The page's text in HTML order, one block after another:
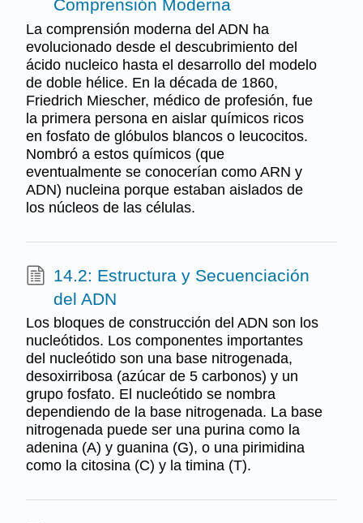
Comprensión Moderna
La comprensión moderna del ADN ha
evolucionado desde el descubrimiento del
ácido nucleico hasta el desarrollo del modelo
de doble hélice. En la década de 1860,
Friedrich Miescher, médico de profesión, fue
la primera persona en aislar químicos ricos
en fosfato de glóbulos blancos o leucocitos.
Nombró a estos químicos (que
eventualmente se conocerían como ARN y
ADN) nucleina porque estaban aislados de
los núcleos de las células.
14.2: Estructura y Secuenciación
del ADN
Los bloques de construcción del ADN son los
nucleótidos. Los componentes importantes
del nucleótido son una base nitrogenada,
desoxirribosa (azúcar de 5 carbonos) y un
grupo fosfato. El nucleótido se nombra
dependiendo de la base nitrogenada. La base
nitrogenada puede ser una purina como la
adenina (A) y guanina (G), o una pirimidina
como la citosina (C) y la timina (T).